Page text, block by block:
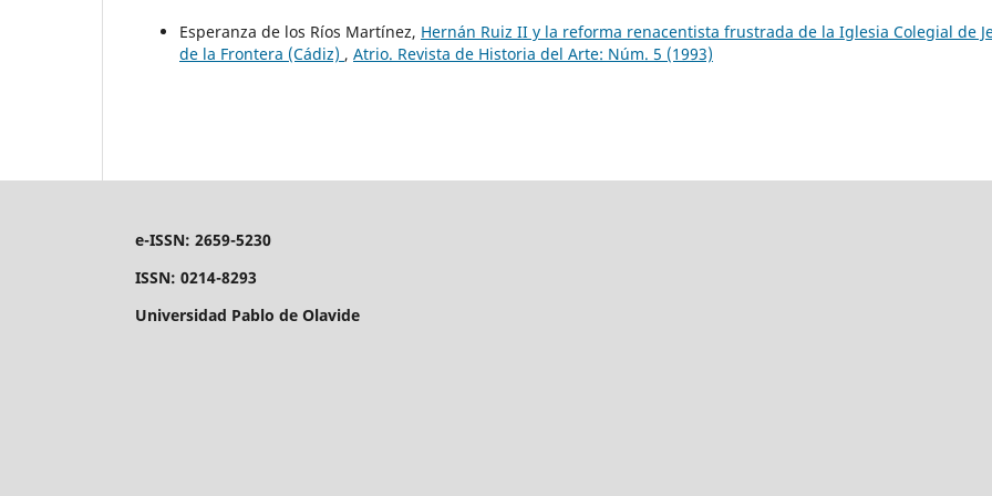
Esperanza de los Ríos Martínez, Hernán Ruiz II y la reforma renacentista frustrada de la Iglesia Colegial de
de la Frontera (Cádiz) , Atrio. Revista de Historia del Arte: Núm. 5 (1993)
e-ISSN: 2659-5230
ISSN: 0214-8293
Universidad Pablo de Olavide